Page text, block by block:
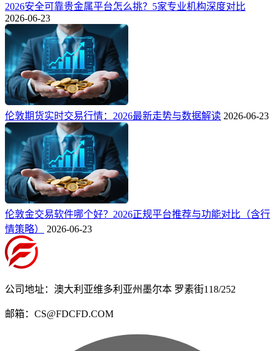
2026安全可靠贵金属平台怎么挑？5家专业机构深度对比
2026-06-23
伦敦期货实时交易行情：2026最新走势与数据解读 2026-06-23
伦敦金交易软件哪个好？2026正规平台推荐与功能对比（含行
情策略）
2026-06-23
公司地址：澳大利亚维多利亚州墨尔本 罗素街118/252
邮箱：CS@FDCFD.COM